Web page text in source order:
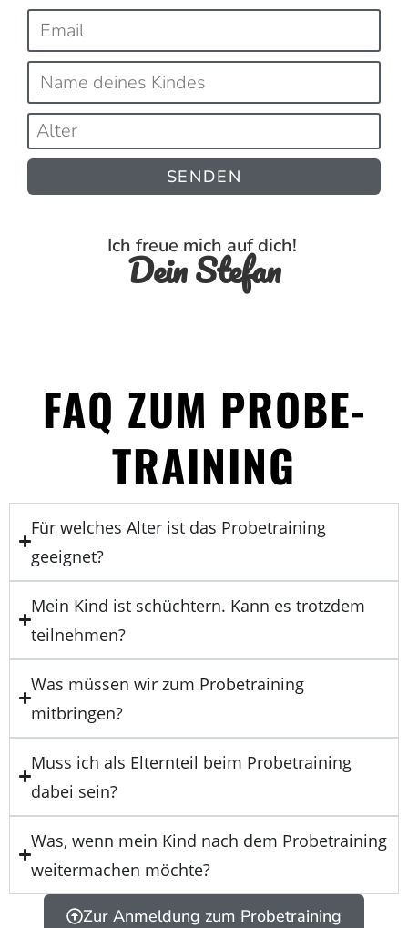
SENDEN
Ich freue mich auf dich!
Dein Stefan
FAQ ZUM PROBE­
TRAINING
Für welches Alter ist das Probetraining
geeignet?
Mein Kind ist schüchtern. Kann es trotzdem
teilnehmen?
Was müssen wir zum Probetraining
mitbringen?
Muss ich als Elternteil beim Probetraining
dabei sein?
Was, wenn mein Kind nach dem Probetraining
weitermachen möchte?
Zur Anmeldung zum Probetraining